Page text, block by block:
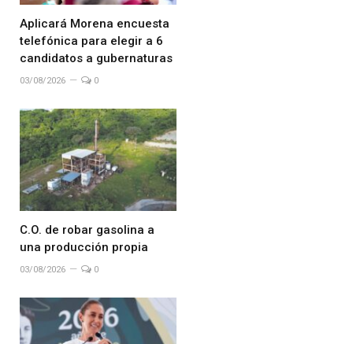
Aplicará Morena encuesta
telefónica para elegir a 6
candidatos a gubernaturas
03/08/2026 0
C.O. de robar gasolina a
una producción propia
03/08/2026 0